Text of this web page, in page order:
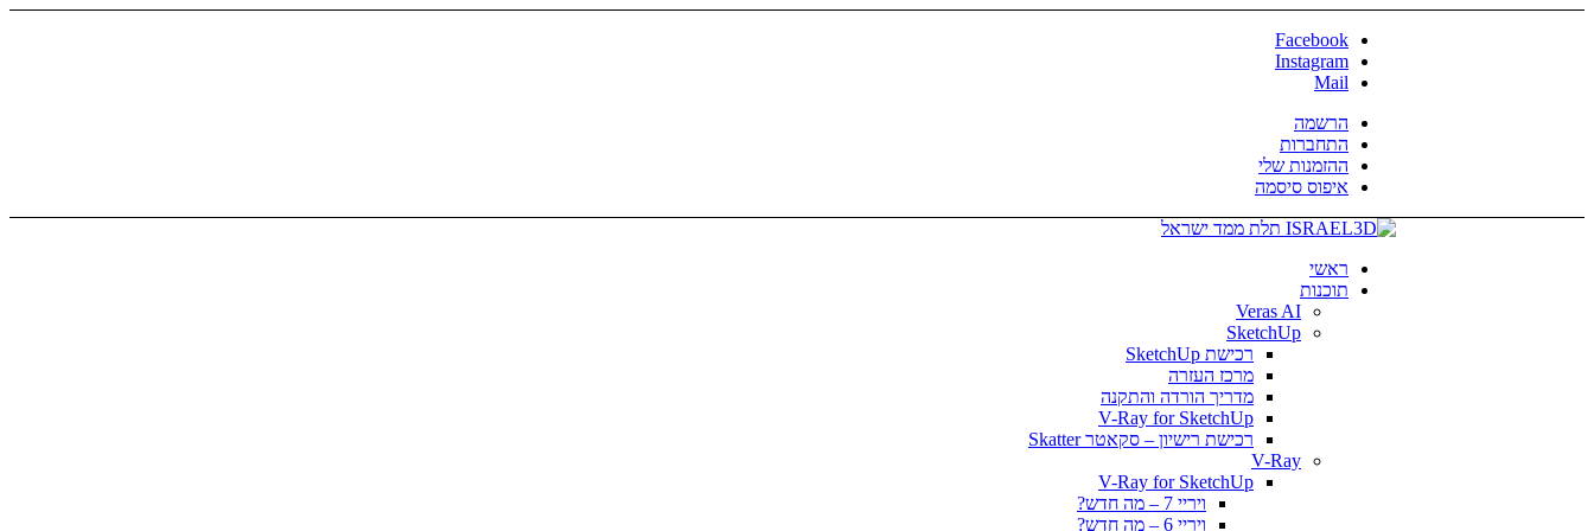
Facebook
Instagram
Mail
הרשמה
התחברות
ההזמנות שלי
איפוס סיסמה
ראשי
תוכנות
Veras AI
SketchUp
רכישת SketchUp
מרכז העזרה
מדריך הורדה והתקנה
V-Ray for SketchUp
רכישת רישיון – סקאטר Skatter
V-Ray
V-Ray for SketchUp
ויריי 7 – מה חדש?
ויריי 6 – מה חדש?